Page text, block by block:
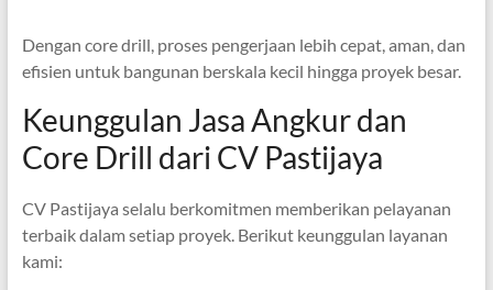
Dengan core drill, proses pengerjaan lebih cepat, aman, dan
efisien untuk bangunan berskala kecil hingga proyek besar.
Keunggulan Jasa Angkur dan
Core Drill dari CV Pastijaya
CV Pastijaya selalu berkomitmen memberikan pelayanan
terbaik dalam setiap proyek. Berikut keunggulan layanan
kami: